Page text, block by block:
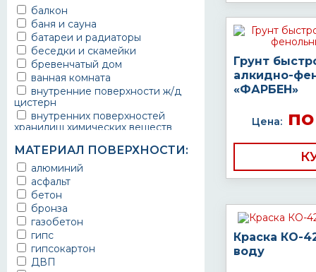
балкон
баня и сауна
батареи и радиаторы
беседки и скамейки
бревенчатый дом
ванная комната
внутренние поверхности ж/д
цистерн
внутренних поверхностей
хранилищ химических веществ
ворота
выхлопные системы
автомобилей
газопроводы
гараж
гидротехнические сооружения
городской транспорт
грузовые вагоны
двери металлические
МАТЕРИАЛ ПОВЕРХНОСТИ:
алюминий
асфальт
бетон
бронза
газобетон
гипс
гипсокартон
ДВП
Грунт
алкидно-
«ФАРБЕН»
Цена:по
Краска КО-
воду